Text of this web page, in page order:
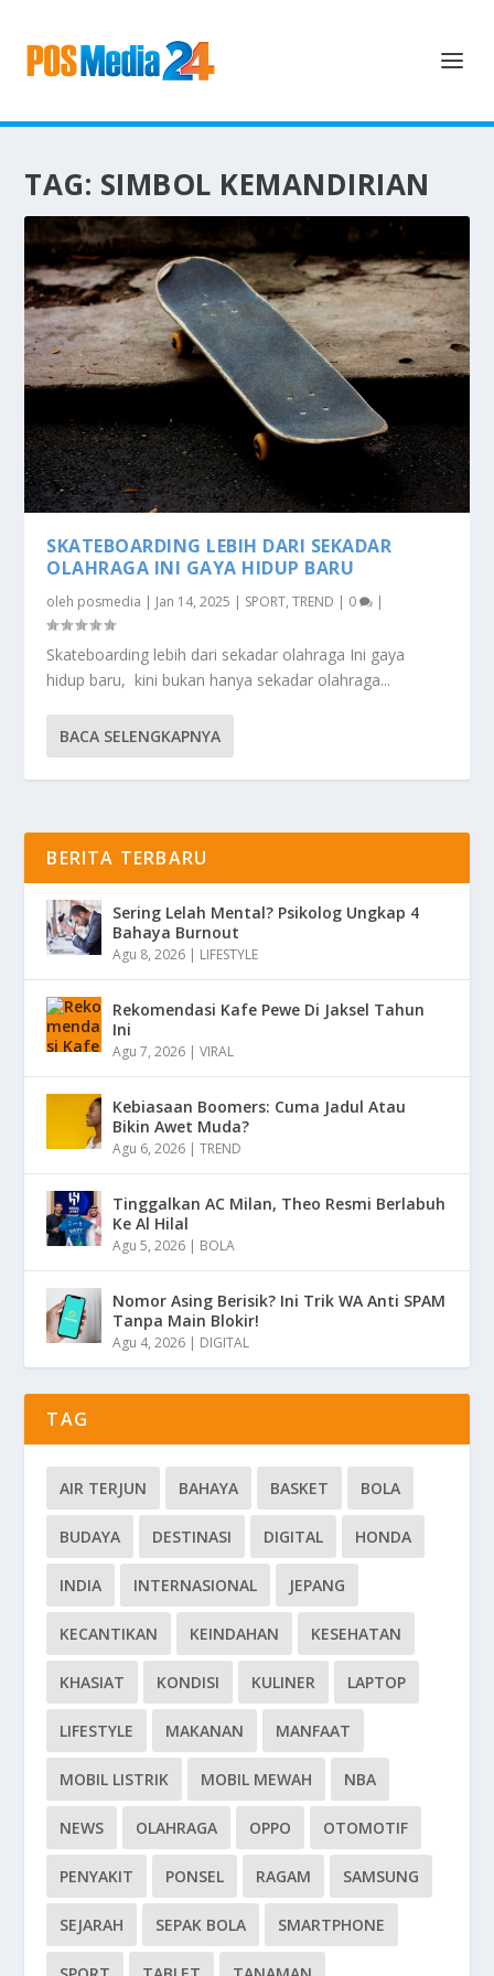
TAG: SIMBOL KEMANDIRIAN
SKATEBOARDING LEBIH DARI SEKADAR
OLAHRAGA INI GAYA HIDUP BARU
oleh posmedia | Jan 14, 2025 | SPORT,TREND | 0 |
Skateboarding lebih dari sekadar olahraga Ini gaya
hidup baru, kini bukan hanya sekadar olahraga...
BACA SELENGKAPNYA
BERITA TERBARU
Sering Lelah Mental? Psikolog Ungkap 4
Bahaya Burnout
Agu 8, 2026 | LIFESTYLE
Rekomendasi Kafe Pewe Di Jaksel Tahun
Ini
Agu 7, 2026 |VIRAL
Kebiasaan Boomers: Cuma Jadul Atau
Bikin Awet Muda?
Agu 6, 2026 |TREND
Tinggalkan AC Milan, Theo Resmi Berlabuh
Ke Al Hilal
Agu 5, 2026 | BOLA
Nomor Asing Berisik? Ini Trik WA Anti SPAM
Tanpa Main Blokir!
Agu 4, 2026 | DIGITAL
TAG
AIR TERJUN BAHAYA BASKET BOLA
BUDAYA DESTINASI DIGITAL HONDA
INDIA INTERNASIONAL JEPANG
KECANTIKAN KEINDAHAN KESEHATAN
KHASIAT KONDISI KULINER LAPTOP
LIFESTYLE MAKANAN MANFAAT
MOBIL LISTRIK MOBIL MEWAH NBA
NEWS OLAHRAGA OPPO OTOMOTIF
PENYAKIT PONSEL RAGAM SAMSUNG
SEJARAH SEPAK BOLA SMARTPHONE